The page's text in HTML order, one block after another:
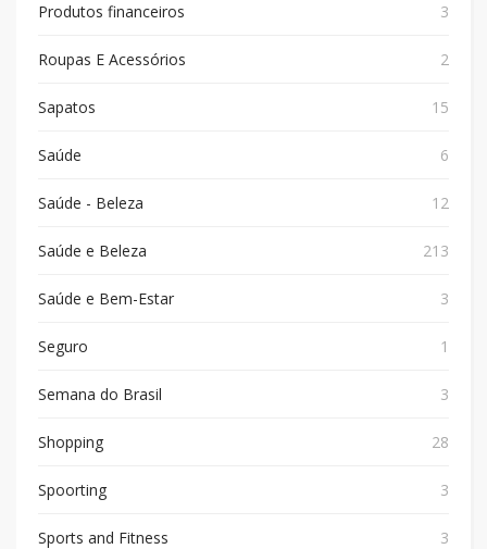
Produtos financeiros 3
Roupas E Acessórios 2
Sapatos 15
Saúde 6
Saúde - Beleza 12
Saúde e Beleza 213
Saúde e Bem-Estar 3
Seguro 1
Semana do Brasil 3
Shopping 28
Spoorting 3
Sports and Fitness 3